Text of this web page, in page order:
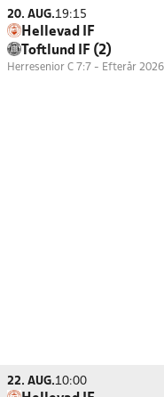
20. AUG.19:15
Hellevad IF
Toftlund IF (2)
Herresenior C 7:7 - Efterår 2026
22. AUG.10:00